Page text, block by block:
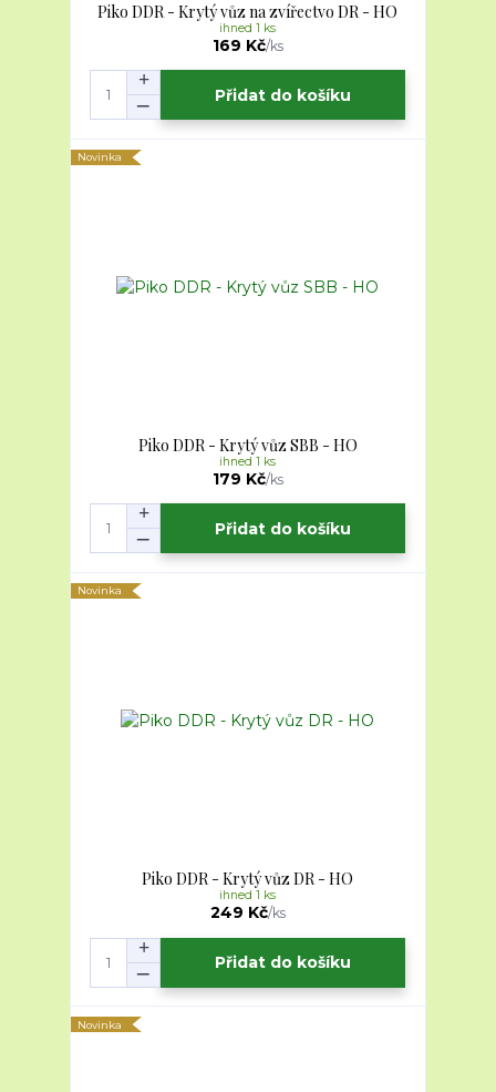
Piko DDR - Krytý vůz na zvířectvo DR - HO
169 Kč/ks
ihned 1 ks
Přidat do košíku
Novinka
Piko DDR - Krytý vůz SBB - HO
179 Kč/ks
ihned 1 ks
Přidat do košíku
Novinka
Piko DDR - Krytý vůz DR - HO
249 Kč/ks
ihned 1 ks
Přidat do košíku
Novinka